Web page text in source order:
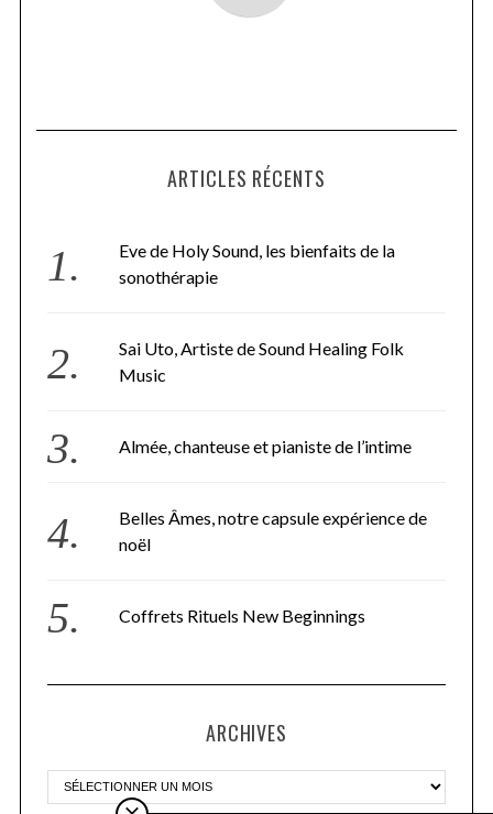
ARTICLES RÉCENTS
Eve de Holy Sound, les bienfaits de la
sonothérapie
Sai Uto, Artiste de Sound Healing Folk
Music
Almée, chanteuse et pianiste de l’intime
Belles Âmes, notre capsule expérience de
noël
Coffrets Rituels New Beginnings
ARCHIVES